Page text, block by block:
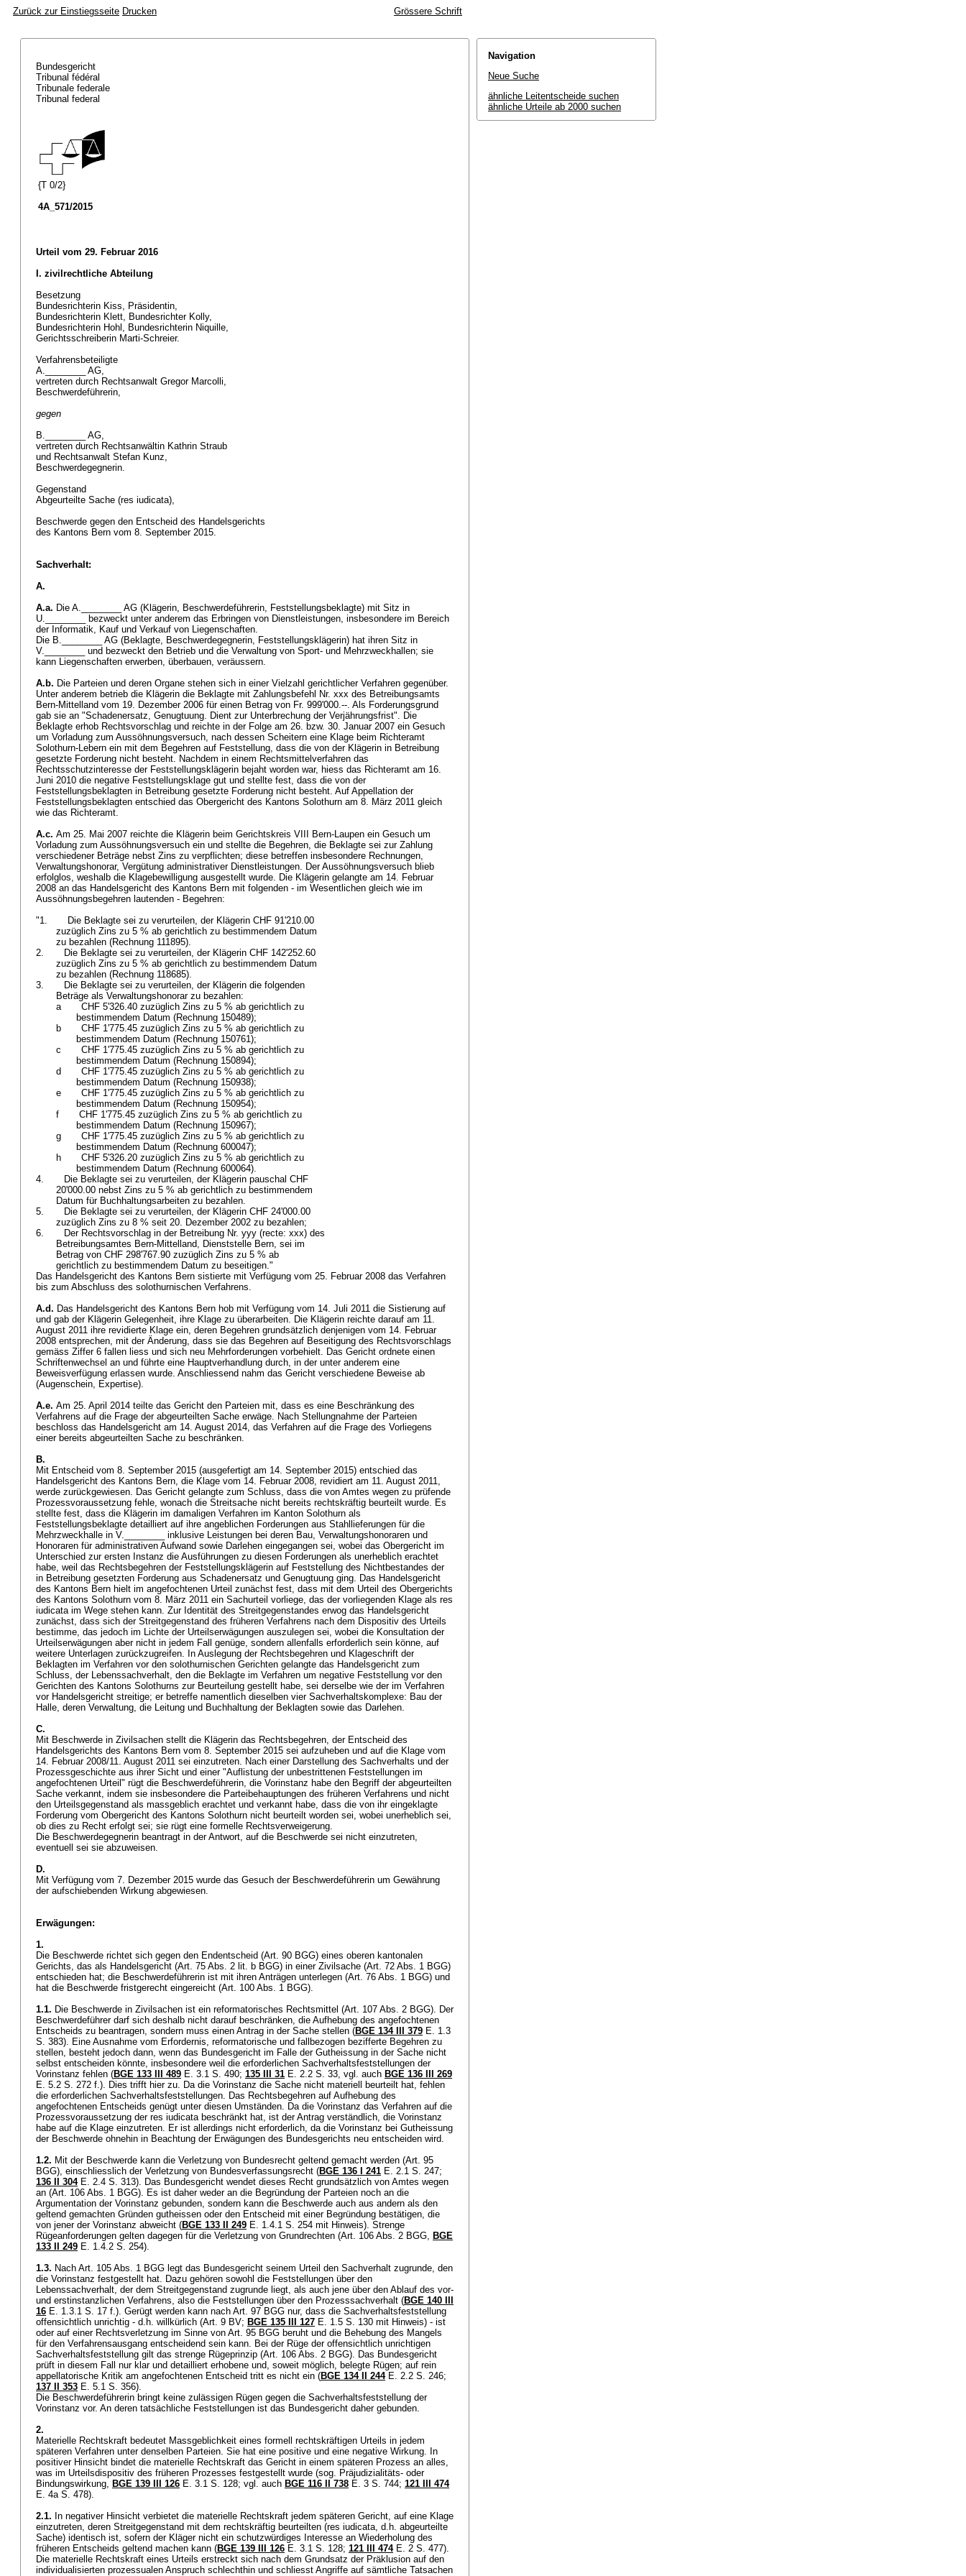
Zurück zur Einstiegsseite Drucken Grössere Schrift
Bundesgericht
Tribunal fédéral
Tribunale federale
Tribunal federal
{T 0/2}
4A_571/2015
Urteil vom 29. Februar 2016
I. zivilrechtliche Abteilung
Besetzung
Bundesrichterin Kiss, Präsidentin,
Bundesrichterin Klett, Bundesrichter Kolly,
Bundesrichterin Hohl, Bundesrichterin Niquille,
Gerichtsschreiberin Marti-Schreier.
Verfahrensbeteiligte
A.________ AG,
vertreten durch Rechtsanwalt Gregor Marcolli,
Beschwerdeführerin,
gegen
B.________ AG,
vertreten durch Rechtsanwältin Kathrin Straub
und Rechtsanwalt Stefan Kunz,
Beschwerdegegnerin.
Gegenstand
Abgeurteilte Sache (res iudicata),
Beschwerde gegen den Entscheid des Handelsgerichts
des Kantons Bern vom 8. September 2015.
Sachverhalt:
A.
A.a. Die A.________ AG (Klägerin, Beschwerdeführerin, Feststellungsbeklagte) mit Sitz in
U.________ bezweckt unter anderem das Erbringen von Dienstleistungen, insbesondere im Bereich
der Informatik, Kauf und Verkauf von Liegenschaften.
Die B.________ AG (Beklagte, Beschwerdegegnerin, Feststellungsklägerin) hat ihren Sitz in
V.________ und bezweckt den Betrieb und die Verwaltung von Sport- und Mehrzweckhallen; sie
kann Liegenschaften erwerben, überbauen, veräussern.
A.b. Die Parteien und deren Organe stehen sich in einer Vielzahl gerichtlicher Verfahren gegenüber.
Unter anderem betrieb die Klägerin die Beklagte mit Zahlungsbefehl Nr. xxx des Betreibungsamts
Bern-Mittelland vom 19. Dezember 2006 für einen Betrag von Fr. 999'000.--. Als Forderungsgrund
gab sie an "Schadenersatz, Genugtuung. Dient zur Unterbrechung der Verjährungsfrist". Die
Beklagte erhob Rechtsvorschlag und reichte in der Folge am 26. bzw. 30. Januar 2007 ein Gesuch
um Vorladung zum Aussöhnungsversuch, nach dessen Scheitern eine Klage beim Richteramt
Solothurn-Lebern ein mit dem Begehren auf Feststellung, dass die von der Klägerin in Betreibung
gesetzte Forderung nicht besteht. Nachdem in einem Rechtsmittelverfahren das
Rechtsschutzinteresse der Feststellungsklägerin bejaht worden war, hiess das Richteramt am 16.
Juni 2010 die negative Feststellungsklage gut und stellte fest, dass die von der
Feststellungsbeklagten in Betreibung gesetzte Forderung nicht besteht. Auf Appellation der
Feststellungsbeklagten entschied das Obergericht des Kantons Solothurn am 8. März 2011 gleich
wie das Richteramt.
A.c. Am 25. Mai 2007 reichte die Klägerin beim Gerichtskreis VIII Bern-Laupen ein Gesuch um
Vorladung zum Aussöhnungsversuch ein und stellte die Begehren, die Beklagte sei zur Zahlung
verschiedener Beträge nebst Zins zu verpflichten; diese betreffen insbesondere Rechnungen,
Verwaltungshonorar, Vergütung administrativer Dienstleistungen. Der Aussöhnungsversuch blieb
erfolglos, weshalb die Klagebewilligung ausgestellt wurde. Die Klägerin gelangte am 14. Februar
2008 an das Handelsgericht des Kantons Bern mit folgenden - im Wesentlichen gleich wie im
Aussöhnungsbegehren lautenden - Begehren:
"1. Die Beklagte sei zu verurteilen, der Klägerin CHF 91'210.00
zuzüglich Zins zu 5 % ab gerichtlich zu bestimmendem Datum
zu bezahlen (Rechnung 111895).
2. Die Beklagte sei zu verurteilen, der Klägerin CHF 142'252.60
zuzüglich Zins zu 5 % ab gerichtlich zu bestimmendem Datum
zu bezahlen (Rechnung 118685).
3. Die Beklagte sei zu verurteilen, der Klägerin die folgenden
Beträge als Verwaltungshonorar zu bezahlen:
a CHF 5'326.40 zuzüglich Zins zu 5 % ab gerichtlich zu
bestimmendem Datum (Rechnung 150489);
b CHF 1'775.45 zuzüglich Zins zu 5 % ab gerichtlich zu
bestimmendem Datum (Rechnung 150761);
c CHF 1'775.45 zuzüglich Zins zu 5 % ab gerichtlich zu
bestimmendem Datum (Rechnung 150894);
d CHF 1'775.45 zuzüglich Zins zu 5 % ab gerichtlich zu
bestimmendem Datum (Rechnung 150938);
e CHF 1'775.45 zuzüglich Zins zu 5 % ab gerichtlich zu
bestimmendem Datum (Rechnung 150954);
f CHF 1'775.45 zuzüglich Zins zu 5 % ab gerichtlich zu
bestimmendem Datum (Rechnung 150967);
g CHF 1'775.45 zuzüglich Zins zu 5 % ab gerichtlich zu
bestimmendem Datum (Rechnung 600047);
h CHF 5'326.20 zuzüglich Zins zu 5 % ab gerichtlich zu
bestimmendem Datum (Rechnung 600064).
4. Die Beklagte sei zu verurteilen, der Klägerin pauschal CHF
20'000.00 nebst Zins zu 5 % ab gerichtlich zu bestimmendem
Datum für Buchhaltungsarbeiten zu bezahlen.
5. Die Beklagte sei zu verurteilen, der Klägerin CHF 24'000.00
zuzüglich Zins zu 8 % seit 20. Dezember 2002 zu bezahlen;
6. Der Rechtsvorschlag in der Betreibung Nr. yyy (recte: xxx) des
Betreibungsamtes Bern-Mittelland, Dienststelle Bern, sei im
Betrag von CHF 298'767.90 zuzüglich Zins zu 5 % ab
gerichtlich zu bestimmendem Datum zu beseitigen."
Das Handelsgericht des Kantons Bern sistierte mit Verfügung vom 25. Februar 2008 das Verfahren
bis zum Abschluss des solothurnischen Verfahrens.
A.d. Das Handelsgericht des Kantons Bern hob mit Verfügung vom 14. Juli 2011 die Sistierung auf
und gab der Klägerin Gelegenheit, ihre Klage zu überarbeiten. Die Klägerin reichte darauf am 11.
August 2011 ihre revidierte Klage ein, deren Begehren grundsätzlich denjenigen vom 14. Februar
2008 entsprechen, mit der Änderung, dass sie das Begehren auf Beseitigung des Rechtsvorschlags
gemäss Ziffer 6 fallen liess und sich neu Mehrforderungen vorbehielt. Das Gericht ordnete einen
Schriftenwechsel an und führte eine Hauptverhandlung durch, in der unter anderem eine
Beweisverfügung erlassen wurde. Anschliessend nahm das Gericht verschiedene Beweise ab
(Augenschein, Expertise).
A.e. Am 25. April 2014 teilte das Gericht den Parteien mit, dass es eine Beschränkung des
Verfahrens auf die Frage der abgeurteilten Sache erwäge. Nach Stellungnahme der Parteien
beschloss das Handelsgericht am 14. August 2014, das Verfahren auf die Frage des Vorliegens
einer bereits abgeurteilten Sache zu beschränken.
B.
Mit Entscheid vom 8. September 2015 (ausgefertigt am 14. September 2015) entschied das
Handelsgericht des Kantons Bern, die Klage vom 14. Februar 2008, revidiert am 11. August 2011,
werde zurückgewiesen. Das Gericht gelangte zum Schluss, dass die von Amtes wegen zu prüfende
Prozessvoraussetzung fehle, wonach die Streitsache nicht bereits rechtskräftig beurteilt wurde. Es
stellte fest, dass die Klägerin im damaligen Verfahren im Kanton Solothurn als
Feststellungsbeklagte detailliert auf ihre angeblichen Forderungen aus Stahllieferungen für die
Mehrzweckhalle in V.________ inklusive Leistungen bei deren Bau, Verwaltungshonoraren und
Honoraren für administrativen Aufwand sowie Darlehen eingegangen sei, wobei das Obergericht im
Unterschied zur ersten Instanz die Ausführungen zu diesen Forderungen als unerheblich erachtet
habe, weil das Rechtsbegehren der Feststellungsklägerin auf Feststellung des Nichtbestandes der
in Betreibung gesetzten Forderung aus Schadenersatz und Genugtuung ging. Das Handelsgericht
des Kantons Bern hielt im angefochtenen Urteil zunächst fest, dass mit dem Urteil des Obergerichts
des Kantons Solothurn vom 8. März 2011 ein Sachurteil vorliege, das der vorliegenden Klage als res
iudicata im Wege stehen kann. Zur Identität des Streitgegenstandes erwog das Handelsgericht
zunächst, dass sich der Streitgegenstand des früheren Verfahrens nach dem Dispositiv des Urteils
bestimme, das jedoch im Lichte der Urteilserwägungen auszulegen sei, wobei die Konsultation der
Urteilserwägungen aber nicht in jedem Fall genüge, sondern allenfalls erforderlich sein könne, auf
weitere Unterlagen zurückzugreifen. In Auslegung der Rechtsbegehren und Klageschrift der
Beklagten im Verfahren vor den solothurnischen Gerichten gelangte das Handelsgericht zum
Schluss, der Lebenssachverhalt, den die Beklagte im Verfahren um negative Feststellung vor den
Gerichten des Kantons Solothurns zur Beurteilung gestellt habe, sei derselbe wie der im Verfahren
vor Handelsgericht streitige; er betreffe namentlich dieselben vier Sachverhaltskomplexe: Bau der
Halle, deren Verwaltung, die Leitung und Buchhaltung der Beklagten sowie das Darlehen.
C.
Mit Beschwerde in Zivilsachen stellt die Klägerin das Rechtsbegehren, der Entscheid des
Handelsgerichts des Kantons Bern vom 8. September 2015 sei aufzuheben und auf die Klage vom
14. Februar 2008/11. August 2011 sei einzutreten. Nach einer Darstellung des Sachverhalts und der
Prozessgeschichte aus ihrer Sicht und einer "Auflistung der unbestrittenen Feststellungen im
angefochtenen Urteil" rügt die Beschwerdeführerin, die Vorinstanz habe den Begriff der abgeurteilten
Sache verkannt, indem sie insbesondere die Parteibehauptungen des früheren Verfahrens und nicht
den Urteilsgegenstand als massgeblich erachtet und verkannt habe, dass die von ihr eingeklagte
Forderung vom Obergericht des Kantons Solothurn nicht beurteilt worden sei, wobei unerheblich sei,
ob dies zu Recht erfolgt sei; sie rügt eine formelle Rechtsverweigerung.
Die Beschwerdegegnerin beantragt in der Antwort, auf die Beschwerde sei nicht einzutreten,
eventuell sei sie abzuweisen.
D.
Mit Verfügung vom 7. Dezember 2015 wurde das Gesuch der Beschwerdeführerin um Gewährung
der aufschiebenden Wirkung abgewiesen.
Erwägungen:
1.
Die Beschwerde richtet sich gegen den Endentscheid (Art. 90 BGG) eines oberen kantonalen
Gerichts, das als Handelsgericht (Art. 75 Abs. 2 lit. b BGG) in einer Zivilsache (Art. 72 Abs. 1 BGG)
entschieden hat; die Beschwerdeführerin ist mit ihren Anträgen unterlegen (Art. 76 Abs. 1 BGG) und
hat die Beschwerde fristgerecht eingereicht (Art. 100 Abs. 1 BGG).
1.1. Die Beschwerde in Zivilsachen ist ein reformatorisches Rechtsmittel (Art. 107 Abs. 2 BGG). Der
Beschwerdeführer darf sich deshalb nicht darauf beschränken, die Aufhebung des angefochtenen
Entscheids zu beantragen, sondern muss einen Antrag in der Sache stellen (BGE 134 III 379 E. 1.3
S. 383). Eine Ausnahme vom Erfordernis, reformatorische und fallbezogen bezifferte Begehren zu
stellen, besteht jedoch dann, wenn das Bundesgericht im Falle der Gutheissung in der Sache nicht
selbst entscheiden könnte, insbesondere weil die erforderlichen Sachverhaltsfeststellungen der
Vorinstanz fehlen (BGE 133 III 489 E. 3.1 S. 490; 135 III 31 E. 2.2 S. 33, vgl. auch BGE 136 III 269
E. 5.2 S. 272 f.). Dies trifft hier zu. Da die Vorinstanz die Sache nicht materiell beurteilt hat, fehlen
die erforderlichen Sachverhaltsfeststellungen. Das Rechtsbegehren auf Aufhebung des
angefochtenen Entscheids genügt unter diesen Umständen. Da die Vorinstanz das Verfahren auf die
Prozessvoraussetzung der res iudicata beschränkt hat, ist der Antrag verständlich, die Vorinstanz
habe auf die Klage einzutreten. Er ist allerdings nicht erforderlich, da die Vorinstanz bei Gutheissung
der Beschwerde ohnehin in Beachtung der Erwägungen des Bundesgerichts neu entscheiden wird.
1.2. Mit der Beschwerde kann die Verletzung von Bundesrecht geltend gemacht werden (Art. 95
BGG), einschliesslich der Verletzung von Bundesverfassungsrecht (BGE 136 I 241 E. 2.1 S. 247;
136 II 304E. 2.4 S. 313). Das Bundesgericht wendet dieses Recht grundsätzlich von Amtes wegen
an (Art. 106 Abs. 1 BGG). Es ist daher weder an die Begründung der Parteien noch an die
Argumentation der Vorinstanz gebunden, sondern kann die Beschwerde auch aus andern als den
geltend gemachten Gründen gutheissen oder den Entscheid mit einer Begründung bestätigen, die
von jener der Vorinstanz abweicht (BGE 133 II 249 E. 1.4.1 S. 254 mit Hinweis). Strenge
Rügeanforderungen gelten dagegen für die Verletzung von Grundrechten (Art. 106 Abs. 2 BGG, BGE
133 II 249 E. 1.4.2 S. 254).
1.3. Nach Art. 105 Abs. 1 BGG legt das Bundesgericht seinem Urteil den Sachverhalt zugrunde, den
die Vorinstanz festgestellt hat. Dazu gehören sowohl die Feststellungen über den
Lebenssachverhalt, der dem Streitgegenstand zugrunde liegt, als auch jene über den Ablauf des vor-
und erstinstanzlichen Verfahrens, also die Feststellungen über den Prozesssachverhalt (BGE 140 III
16 E. 1.3.1 S. 17 f.). Gerügt werden kann nach Art. 97 BGG nur, dass die Sachverhaltsfeststellung
offensichtlich unrichtig - d.h. willkürlich (Art. 9 BV; BGE 135 III 127 E. 1.5 S. 130 mit Hinweis) - ist
oder auf einer Rechtsverletzung im Sinne von Art. 95 BGG beruht und die Behebung des Mangels
für den Verfahrensausgang entscheidend sein kann. Bei der Rüge der offensichtlich unrichtigen
Sachverhaltsfeststellung gilt das strenge Rügeprinzip (Art. 106 Abs. 2 BGG). Das Bundesgericht
prüft in diesem Fall nur klar und detailliert erhobene und, soweit möglich, belegte Rügen; auf rein
appellatorische Kritik am angefochtenen Entscheid tritt es nicht ein (BGE 134 II 244E. 2.2 S. 246;
137 II 353 E. 5.1 S. 356).
Die Beschwerdeführerin bringt keine zulässigen Rügen gegen die Sachverhaltsfeststellung der
Vorinstanz vor. An deren tatsächliche Feststellungen ist das Bundesgericht daher gebunden.
2.
Materielle Rechtskraft bedeutet Massgeblichkeit eines formell rechtskräftigen Urteils in jedem
späteren Verfahren unter denselben Parteien. Sie hat eine positive und eine negative Wirkung. In
positiver Hinsicht bindet die materielle Rechtskraft das Gericht in einem späteren Prozess an alles,
was im Urteilsdispositiv des früheren Prozesses festgestellt wurde (sog. Präjudizialitäts- oder
Bindungswirkung, BGE 139 III 126 E. 3.1 S. 128; vgl. auch BGE 116 II 738 E. 3 S. 744; 121 III 474
E. 4a S. 478).
2.1. In negativer Hinsicht verbietet die materielle Rechtskraft jedem späteren Gericht, auf eine Klage
einzutreten, deren Streitgegenstand mit dem rechtskräftig beurteilten (res iudicata, d.h. abgeurteilte
Sache) identisch ist, sofern der Kläger nicht ein schutzwürdiges Interesse an Wiederholung des
früheren Entscheids geltend machen kann (BGE 139 III 126 E. 3.1 S. 128; 121 III 474E. 2 S. 477).
Die materielle Rechtskraft eines Urteils erstreckt sich nach dem Grundsatz der Präklusion auf den
individualisierten prozessualen Anspruch schlechthin und schliesst Angriffe auf sämtliche Tatsachen
Navigation
Neue Suche
ähnliche Leitentscheide suchen
ähnliche Urteile ab 2000 suchen